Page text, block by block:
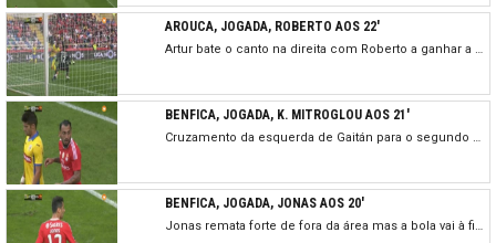
AROUCA, JOGADA, ROBERTO AOS 22'
Artur bate o canto na direita com Roberto a ganhar a bola e a rematar para defesa de Júlio César.
BENFICA, JOGADA, K. MITROGLOU AOS 21'
Cruzamento da esquerda de Gaitán para o segundo poste com Mitroglou a cabecear ao lado.
BENFICA, JOGADA, JONAS AOS 20'
Jonas remata forte de fora da área mas a bola vai à figura de Bracalli, que defende com segurança.